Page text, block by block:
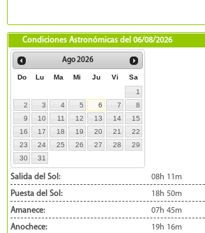
Condiciones Astronómicas del 06/08/2026
Ago2026
Do Lu Ma Mi Ju Vi
Sa
1
2
3 4 5 6 7
8
9
10 11 12 13 14
15
16
17 18 19 20 21
22
23
24 25 26 27 28
29
30
31
Salida del Sol:
08h 11m
Puesta del Sol:
18h 50m
Amanece:
07h 45m
Anochece:
19h 16m